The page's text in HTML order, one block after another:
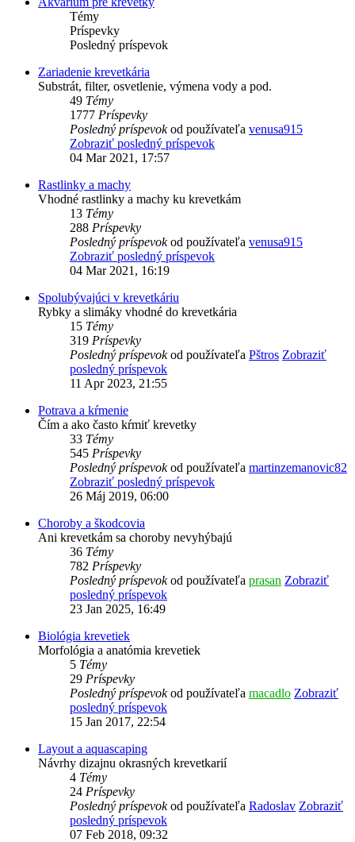
Témy
Príspevky
Posledný príspevok
Zariadenie krevetkária
Substrát, filter, osvetlenie, výmena vody a pod.
49 Témy
1777 Príspevky
Posledný príspevokod používateľa venusa915
Zobraziť posledný príspevok
04 Mar 2021, 17:57
Rastlinky a machy
Vhodné rastlinky a machy ku krevetkám
13 Témy
288 Príspevky
Posledný príspevokod používateľa venusa915
Zobraziť posledný príspevok
04 Mar 2021, 16:19
Spolubývajúci v krevetkáriu
Rybky a slimáky vhodné do krevetkária
15 Témy
319 Príspevky
Posledný príspevokod používateľa Pštros Zobraziť
posledný príspevok
11 Apr 2023, 21:55
Potrava a kŕmenie
Čím a ako často kŕmiť krevetky
33 Témy
545 Príspevky
Posledný príspevokod používateľa martinzemanovic82
Zobraziť posledný príspevok
26 Máj 2019, 06:00
Choroby a škodcovia
Ani krevetkám sa choroby nevyhýbajú
36 Témy
782 Príspevky
Posledný príspevokod používateľa prasan Zobraziť
posledný príspevok
23 Jan 2025, 16:49
Biológia krevetiek
Morfológia a anatómia krevetiek
5 Témy
29 Príspevky
Posledný príspevokod používateľa macadlo Zobraziť
posledný príspevok
15 Jan 2017, 22:54
Layout a aquascaping
Návrhy dizajnu okrasných krevetkarií
4 Témy
24 Príspevky
Posledný príspevokod používateľa Radoslav Zobraziť
posledný príspevok
07 Feb 2018, 09:32